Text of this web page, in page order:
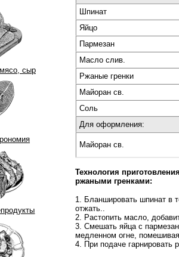
сыр
Шпинат
Яйцо
Пармезан
Масло слив.
Ржаные гренки
Майоран св.
Соль
Для оформления:
Майоран св.
Технология
ржаными гренками:
1. Бланшировать шпинат в
отжать..
2. Растопить масло,
3. Смешать яйца с
медленном огне,
4. При подаче гарнировать